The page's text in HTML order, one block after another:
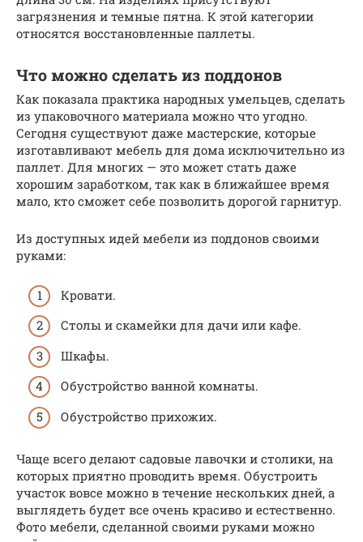
загрязнения и темные пятна. К этой категории
относятся восстановленные паллеты.
Что можно сделать из поддонов
Как показала практика народных умельцев, сделать
из упаковочного материала можно что угодно.
Сегодня существуют даже мастерские, которые
изготавливают мебель для дома исключительно из
паллет. Для многих — это может стать даже
хорошим заработком, так как в ближайшее время
мало, кто сможет себе позволить дорогой гарнитур.
Из доступных идей мебели из поддонов своими
руками:
Кровати.
Столы и скамейки для дачи или кафе.
Шкафы.
Обустройство ванной комнаты.
Обустройство прихожих.
Чаще всего делают садовые лавочки и столики, на
которых приятно проводить время. Обустроить
участок вовсе можно в течение нескольких дней, а
выглядеть будет все очень красиво и естественно.
Фото мебели, сделанной своими руками можно